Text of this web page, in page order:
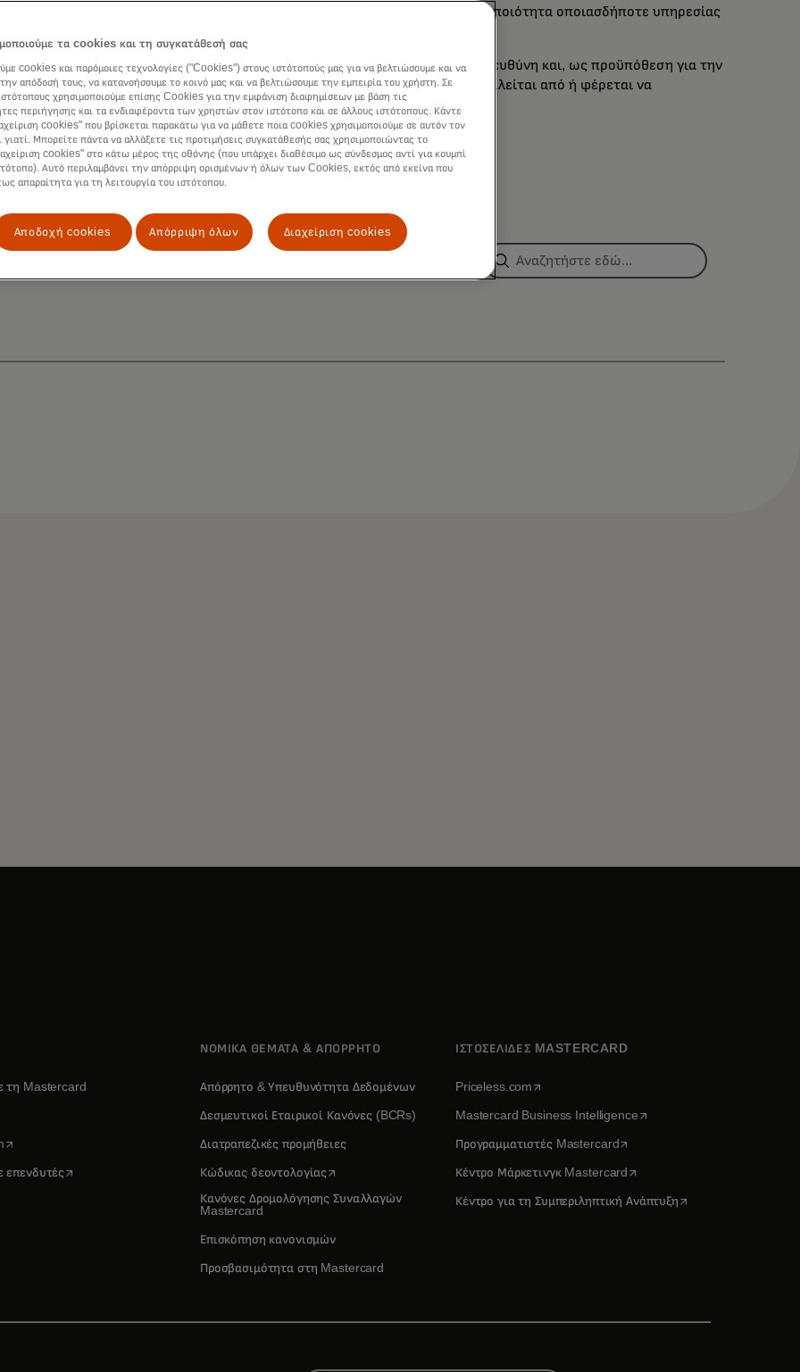
λόγο. Η Mastercard δεν εκφράζει άποψη σχετικά με τη φύση ή την ποιότητα οποιασδήποτε υπηρεσίας
τη λίστα ή οποιοδήποτε μέρος αυτής, το πράττει με αποκλειστική του ευθύνη και, ως προϋπόθεση για την
δεν φέρει καμία ευθύνη για οποιαδήποτε απώλεια ή ζημία που προκαλείται από ή φέρεται να
λίστα ή/και τη χρήση της.
τη Mastercard
in a new tab
opens in a new tab
επενδυτέςopens in a new tab
ΝΟΜΙΚΑ ΘΕΜΑΤΑ & ΑΠΟΡΡΗΤΟ
Απόρρητο & Υπευθυνότητα Δεδομένων
Δεσμευτικοί Εταιρικοί Κανόνες (BCRs)
Διατραπεζικές προμήθειες
Κώδικας δεοντολογίαςopens in a new tab
Κανόνες Δρομολόγησης Συναλλαγών
Mastercard
Επισκόπηση κανονισμών
Προσβασιμότητα στη Mastercard
ΙΣΤΟΣΕΛΙΔΕΣ MASTERCARD
Priceless.comopens in a new tab
Mastercard Business Intelligenceopens in a new tab
Προγραμματιστές Mastercardopens in a new tab
Κέντρο Μάρκετινγκ Mastercardopens in a new tab
Κέντρο για τη Συμπεριληπτική Ανάπτυξηopens in a new tab
τα cookies και τη συγκατάθεσή σας
cookies και παρόμοιες τεχνολογίες ("Cookies") στους ιστότοπούς μας για να βελτιώσουμε και να
απόδοσή τους, να κατανοήσουμε το κοινό μας και να βελτιώσουμε την εμπειρία του χρήστη. Σε
χρησιμοποιούμε επίσης Cookies για την εμφάνιση διαφημίσεων με βάση τις
περιήγησης και τα ενδιαφέροντα των χρηστών στον ιστότοπο και σε άλλους ιστότοπους. Κάντε
cookies" που βρίσκεται παρακάτω για να μάθετε ποια cookies χρησιμοποιούμε σε αυτόν τον
γιατί. Μπορείτε πάντα να αλλάξετε τις προτιμήσεις συγκατάθεσής σας χρησιμοποιώντας το
cookies" στο κάτω μέρος της οθόνης (που υπάρχει διαθέσιμο ως σύνδεσμος αντί για κουμπί
Αυτό περιλαμβάνει την απόρριψη ορισμένων ή όλων των Cookies, εκτός από εκείνα που
απαραίτητα για τη λειτουργία του ιστότοπου.
Αποδοχή cookies Απόρριψη όλων Διαχείριση cookies